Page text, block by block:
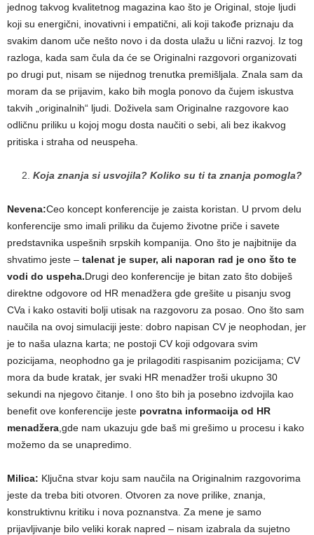
jednog takvog kvalitetnog magazina kao što je Original, stoje ljudi
koji su energični, inovativni i empatični, ali koji takođe priznaju da
svakim danom uče nešto novo i da dosta ulažu u lični razvoj. Iz tog
razloga, kada sam čula da će se Originalni razgovori organizovati
po drugi put, nisam se nijednog trenutka premišljala. Znala sam da
moram da se prijavim, kako bih mogla ponovo da čujem iskustva
takvih „originalnih“ ljudi. Doživela sam Originalne razgovore kao
odličnu priliku u kojoj mogu dosta naučiti o sebi, ali bez ikakvog
pritiska i straha od neuspeha.
Koja znanja si usvojila? Koliko su ti ta znanja pomogla?
Nevena:Ceo koncept konferencije je zaista koristan. U prvom delu
konferencije smo imali priliku da čujemo životne priče i savete
predstavnika uspešnih srpskih kompanija. Ono što je najbitnije da
shvatimo jeste – talenat je super, ali naporan rad je ono što te
vodi do uspeha.Drugi deo konferencije je bitan zato što dobiješ
direktne odgovore od HR menadžera gde grešite u pisanju svog
CVa i kako ostaviti bolji utisak na razgovoru za posao. Ono što sam
naučila na ovoj simulaciji jeste: dobro napisan CV je neophodan, jer
je to naša ulazna karta; ne postoji CV koji odgovara svim
pozicijama, neophodno ga je prilagoditi raspisanim pozicijama; CV
mora da bude kratak, jer svaki HR menadžer troši ukupno 30
sekundi na njegovo čitanje. I ono što bih ja posebno izdvojila kao
benefit ove konferencije jeste povratna informacija od HR
menadžera ,gde nam ukazuju gde baš mi grešimo u procesu i kako
možemo da se unapredimo.
Milica: Ključna stvar koju sam naučila na Originalnim razgovorima
jeste da treba biti otvoren. Otvoren za nove prilike, znanja,
konstruktivnu kritiku i nova poznanstva. Za mene je samo
prijavljivanje bilo veliki korak napred – nisam izabrala da sujetno